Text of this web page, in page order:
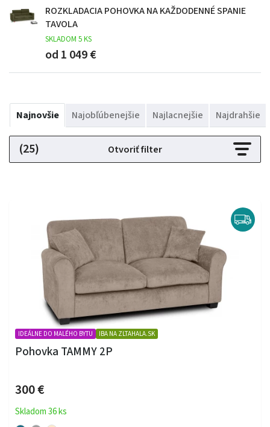
ROZKLADACIA POHOVKA NA KAŽDODENNÉ SPANIE
TAVOLA
SKLADOM 5 KS
od 1 049 €
Najnovšie Najobľúbenejšie Najlacnejšie Najdrahšie
(25) Otvoriť filter
IDEÁLNE DO MALÉHO BYTU IBA NA ZLTAHALA.SK
Pohovka TAMMY 2P
300 €
Skladom 36 ks